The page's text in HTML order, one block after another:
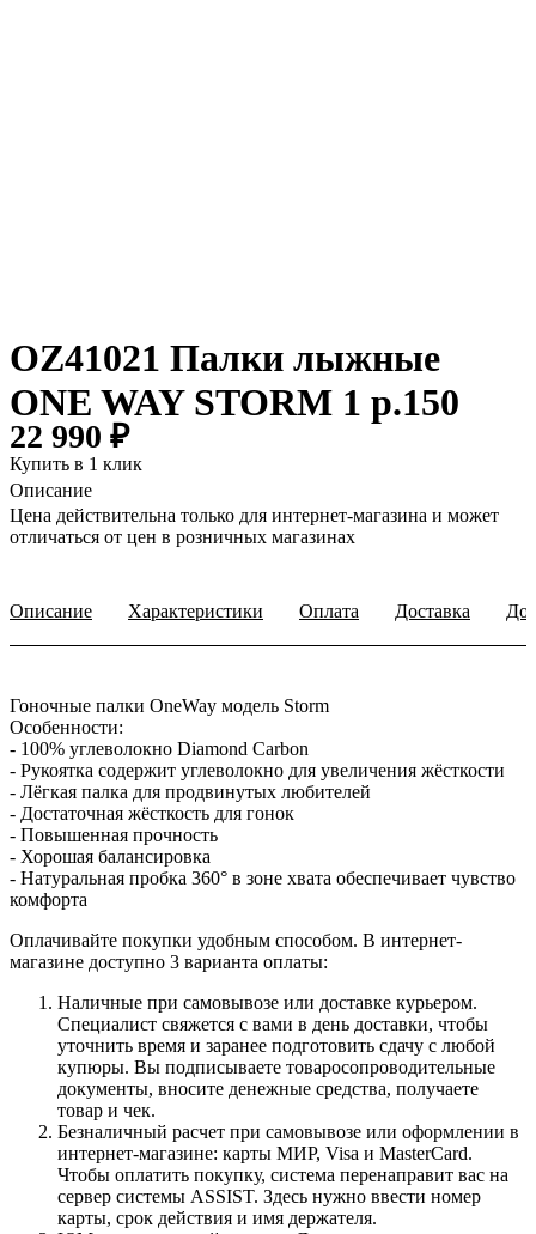
OZ41021 Палки лыжные
ONE WAY STORM 1 р.150
22 990 ₽
Купить в 1 клик
Описание
Цена действительна только для интернет-магазина и может
отличаться от цен в розничных магазинах
Описание Характеристики Оплата Доставка
Гоночные палки OneWay модель Storm
Особенности:
- 100% углеволокно Diamond Carbon
- Рукоятка содержит углеволокно для увеличения жёсткости
- Лёгкая палка для продвинутых любителей
- Достаточная жёсткость для гонок
- Повышенная прочность
- Хорошая балансировка
- Натуральная пробка 360° в зоне хвата обеспечивает чувство
комфорта
Оплачивайте покупки удобным способом. В интернет-
магазине доступно 3 варианта оплаты:
Наличные при самовывозе или доставке курьером.
Специалист свяжется с вами в день доставки, чтобы
уточнить время и заранее подготовить сдачу с любой
купюры. Вы подписываете товаросопроводительные
документы, вносите денежные средства, получаете
товар и чек.
Безналичный расчет при самовывозе или оформлении в
интернет-магазине: карты МИР, Visa и MasterCard.
Чтобы оплатить покупку, система перенаправит вас на
сервер системы ASSIST. Здесь нужно ввести номер
карты, срок действия и имя держателя.